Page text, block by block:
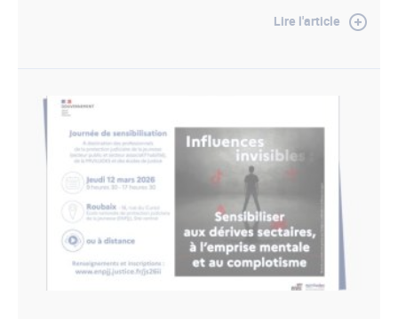
Lire l'article